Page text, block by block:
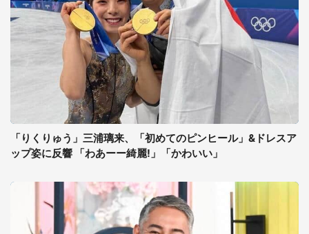
「りくりゅう」三浦璃来、「初めてのピンヒール」&ドレスア
ップ姿に反響 「わあーー綺麗!」「かわいい」